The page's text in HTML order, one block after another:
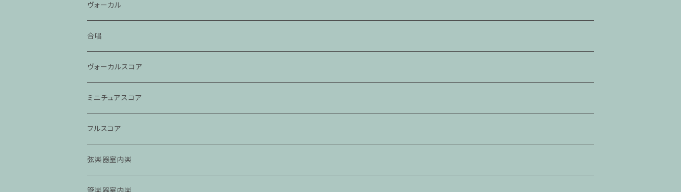
ヴォーカル
合唱
ヴォーカルスコア
ミニチュアスコア
フルスコア
弦楽器室内楽